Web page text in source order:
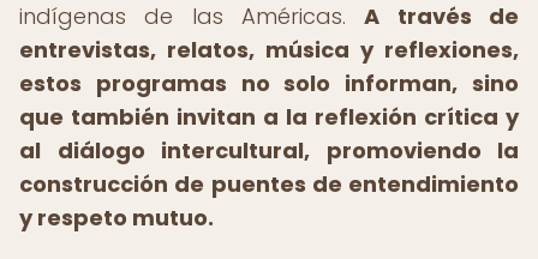
indígenas de las Américas.A través de
entrevistas, relatos, música y reflexiones,
estos programas no solo informan, sino
que también invitan a la reflexión crítica y
al diálogo intercultural, promoviendo la
construcción de puentes de entendimiento
y respeto mutuo.